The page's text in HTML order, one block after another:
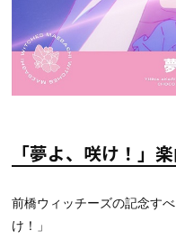
「夢よ、咲け！」
前橋ウィッチーズの記念す
け！」